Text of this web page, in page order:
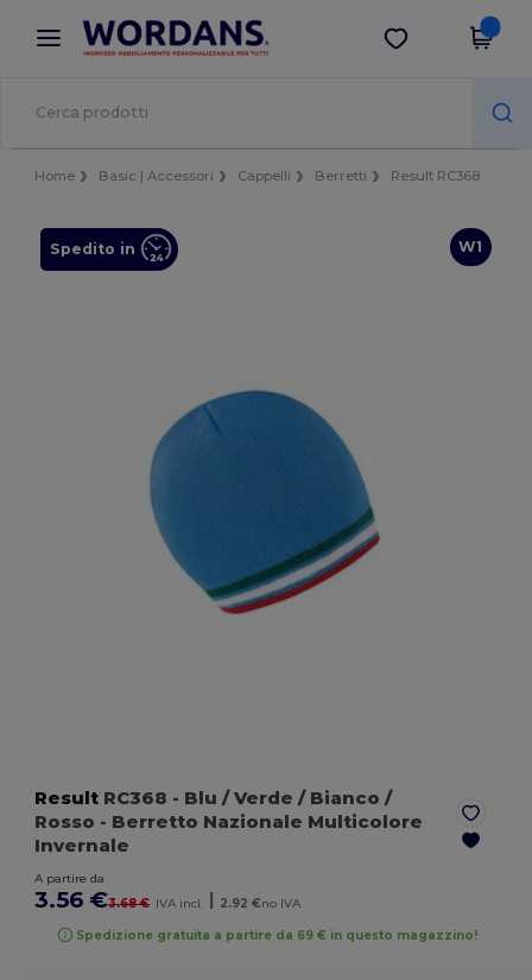
× App Wordans
Prezzi migliori sull'app!
Scarica app
Home Basic | Accessori Cappelli Berretti Result RC368
W1
Spedito in
Result RC368 - Blu / Verde / Bianco /
Rosso - Berretto Nazionale Multicolore
Invernale
A partire da
3.56 €3.68 € IVA incl. | 2.92 €no IVA
Spedizione gratuita a partire da 69 € in questo magazzino!